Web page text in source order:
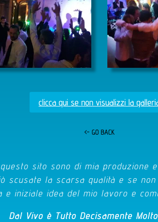
clicca qui se non visualizzi la
<- GO BACK
sito sono di mia produzione
scusate la scarsa qualità e se non
e iniziale idea del mio lavoro e
Dal Vivo è Tutto Decisamente